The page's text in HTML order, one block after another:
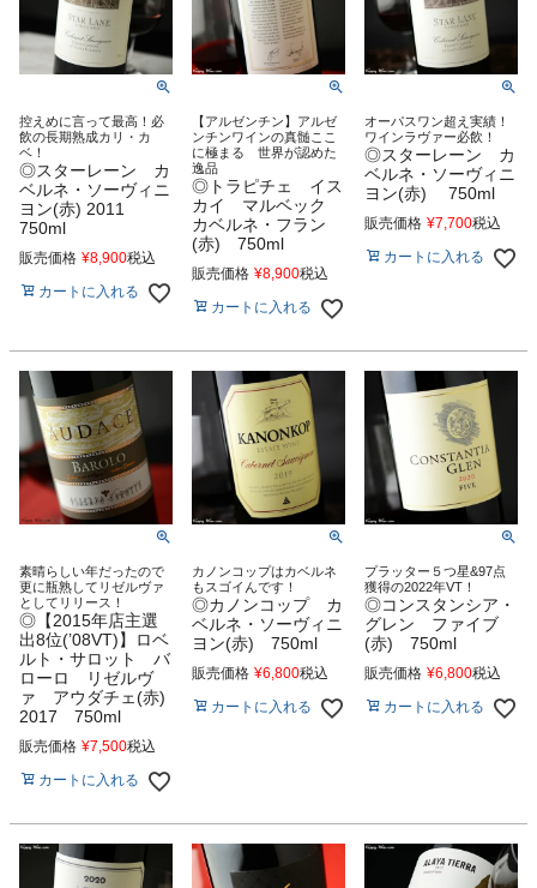
控えめに言って最高！必
飲の長期熟成カリ・カ
ベ！
◎スターレーン カ
ベルネ・ソーヴィニ
ヨン(赤) 2011
750ml
販売価格 ¥8,900税込
カートに入れる
【アルゼンチン】アルゼ
ンチンワインの真髄ここ
に極まる 世界が認めた
逸品
◎トラピチェ イス
カイ マルベック
カベルネ・フラン
(赤) 750ml
販売価格 ¥8,900税込
カートに入れる
オーパスワン超え実績！
ワインラヴァー必飲！
◎スターレーン カ
ベルネ・ソーヴィニ
ヨン(赤) 750ml
販売価格 ¥7,700税込
カートに入れる
素晴らしい年だったので
更に瓶熟してリゼルヴァ
としてリリース！
◎【2015年店主選
出8位(’08VT)】ロベ
ルト・サロット バ
ローロ リゼルヴ
ァ アウダチェ(赤)
2017 750ml
販売価格 ¥7,500税込
カートに入れる
カノンコップはカベルネ
もスゴイんです！
◎カノンコップ カ
ベルネ・ソーヴィニ
ヨン(赤) 750ml
販売価格 ¥6,800税込
カートに入れる
プラッター５つ星&97点
獲得の2022年VT！
◎コンスタンシア・
グレン ファイブ
(赤) 750ml
販売価格 ¥6,800税込
カートに入れる